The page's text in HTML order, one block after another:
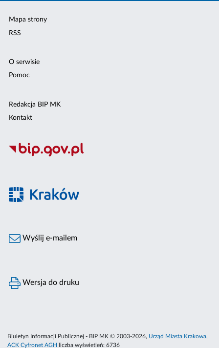
Mapa strony
RSS
O serwisie
Pomoc
Redakcja BIP MK
Kontakt
Wyślij e-mailem
Wersja do druku
Biuletyn Informacji Publicznej - BIP MK © 2003-2026, Urząd Miasta Krakowa,
ACK Cyfronet AGH
liczba wyświetleń: 6736